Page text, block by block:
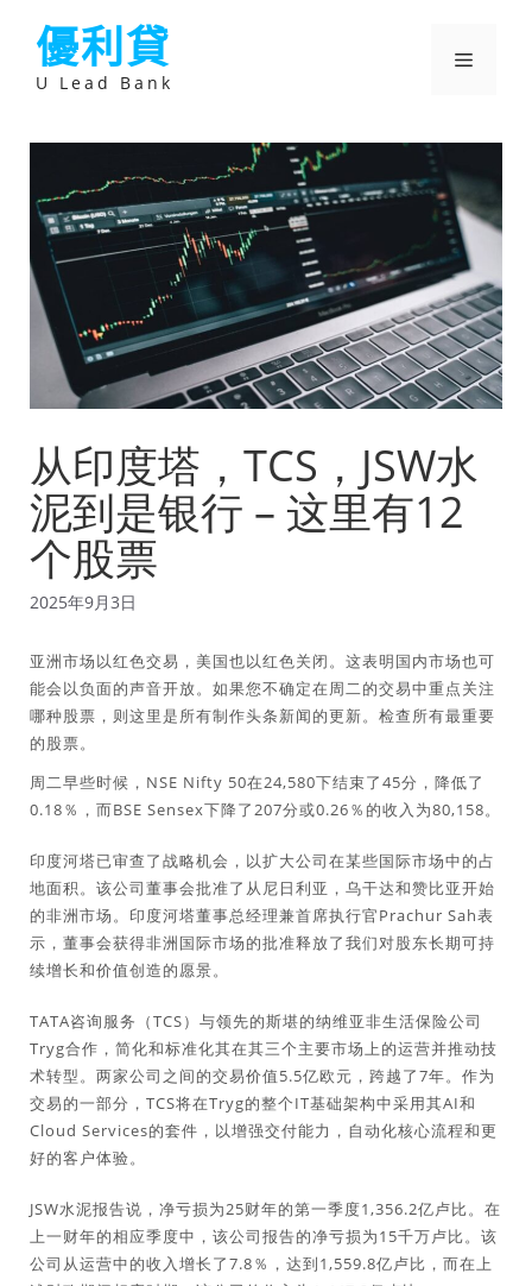
優利貸
U Lead Bank
選
从印度塔，TCS，JSW水
泥到是银行 – 这里有12
个股票
2025年9月3日
亚洲市场以红色交易，美国也以红色关闭。这表明国内市场也可
能会以负面的声音开放。如果您不确定在周二的交易中重点关注
哪种股票，则这里是所有制作头条新闻的更新。检查所有最重要
的股票。
周二早些时候，NSE Nifty 50在24,580下结束了45分，降低了
0.18％，而BSE Sensex下降了207分或0.26％的收入为80,158。
印度河塔已审查了战略机会，以扩大公司在某些国际市场中的占
地面积。该公司董事会批准了从尼日利亚，乌干达和赞比亚开始
的非洲市场。印度河塔董事总经理兼首席执行官Prachur Sah表
示，董事会获得非洲国际市场的批准释放了我们对股东长期可持
续增长和价值创造的愿景。
TATA咨询服务（TCS）与领先的斯堪的纳维亚非生活保险公司
Tryg合作，简化和标准化其在其三个主要市场上的运营并推动技
术转型。两家公司之间的交易价值5.5亿欧元，跨越了7年。作为
交易的一部分，TCS将在Tryg的整个IT基础架构中采用其AI和
Cloud Services的套件，以增强交付能力，自动化核心流程和更
好的客户体验。
JSW水泥报告说，净亏损为25财年的第一季度1,356.2亿卢比。在
上一财年的相应季度中，该公司报告的净亏损为15千万卢比。该
公司从运营中的收入增长了7.8％，达到1,559.8亿卢比，而在上